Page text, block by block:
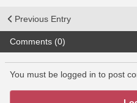
Previous Entry
Comments (0)
You must be logged in to post